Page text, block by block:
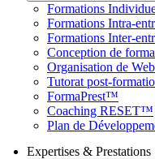
Formations
Formations Intra-
Formations Inter-
Conception de
Organisation de
Tutorat post-
FormaPrest™
Coaching RESET™
Plan de
Expertises & Prestations